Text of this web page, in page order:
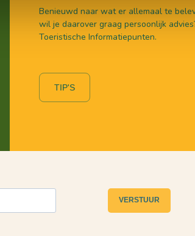
Benieuwd naar wat er allemaal te
wil je daarover graag persoonlijk
Toeristische Informatiepunten.
TIP'S
VERSTUUR